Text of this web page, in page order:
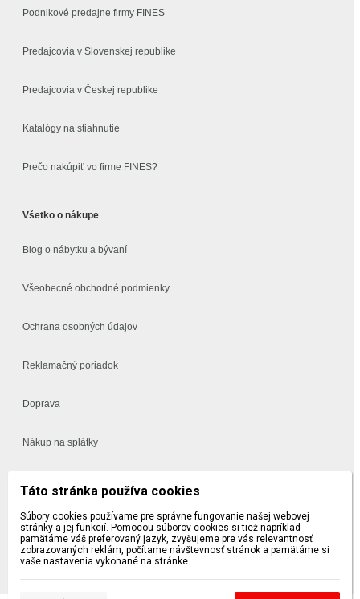
Podnikové predajne firmy FINES
Predajcovia v Slovenskej republike
Predajcovia v Českej republike
Katalógy na stiahnutie
Prečo nakúpiť vo firme FINES?
Všetko o nákupe
Blog o nábytku a bývaní
Všeobecné obchodné podmienky
Ochrana osobných údajov
Reklamačný poriadok
Doprava
Nákup na splátky
Vynáška a montáž
5 a 10 ročná záruka na sedačky a postele
Táto stránka používa cookies
Súbory cookies používame pre správne fungovanie našej webovej
stránky a jej funkcií. Pomocou súborov cookies si tiež napríklad
pamätáme váš preferovaný jazyk, zvyšujeme pre vás relevantnosť
zobrazovaných reklám, počítame návštevnosť stránok a pamätáme si
vaše nastavenia vykonané na stránke.